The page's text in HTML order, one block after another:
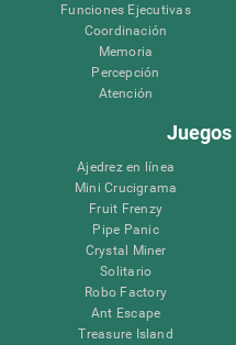
Funciones Ejecutivas
Coordinación
Memoria
Percepción
Atención
Ajedrez en línea
Mini Crucigrama
Fruit Frenzy
Pipe Panic
Crystal Miner
Solitario
Robo Factory
Ant Escape
Treasure Island